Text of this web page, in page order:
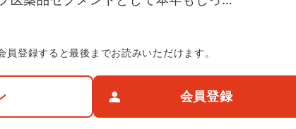
員登録すると最後までお読みいただけます。
会員登録